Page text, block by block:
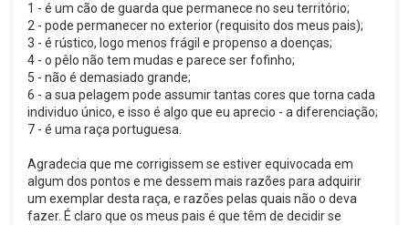
1 - é um cão de guarda que permanece no seu território;
2 - pode permanecer no exterior (requisito dos meus pais);
3 - é rústico, logo menos frágil e propenso a doenças;
4 - o pêlo não tem mudas e parece ser fofinho;
5 - não é demasiado grande;
6 - a sua pelagem pode assumir tantas cores que torna cada
individuo único, e isso é algo que eu aprecio - a diferenciação;
7 - é uma raça portuguesa.
Agradecia que me corrigissem se estiver equivocada em
algum dos pontos e me dessem mais razões para adquirir
um exemplar desta raça, e razões pelas quais não o deva
fazer. É claro que os meus pais é que têm de decidir se